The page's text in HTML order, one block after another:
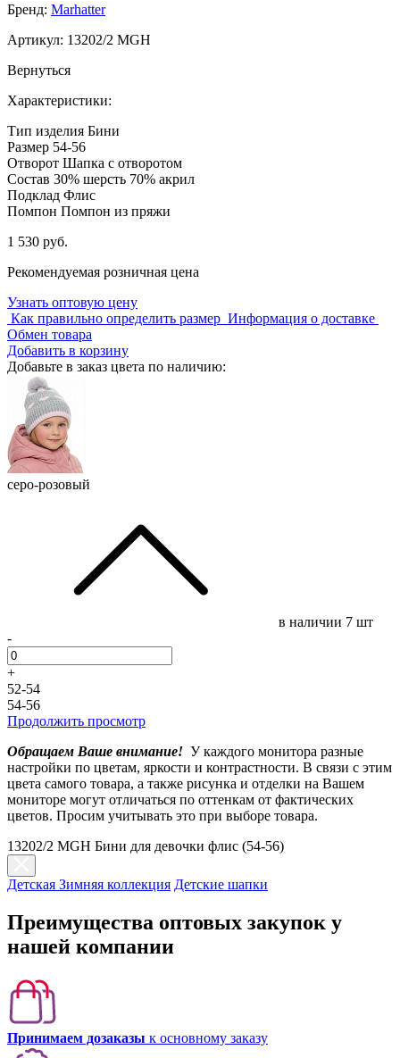
Бренд: Marhatter
Артикул: 13202/2 MGH
Вернуться
Характеристики:
Тип изделия Бини
Размер 54-56
Отворот Шапка с отворотом
Состав 30% шерсть 70% акрил
Подклад Флис
Помпон Помпон из пряжи
1 530 руб.
Рекомендуемая розничная цена
Узнать оптовую цену
Как правильно определить размер Информация о доставке
Обмен товара
Добавить в корзину
Добавьте в заказ цвета по наличию:
серо-розовый
в наличии 7 шт
-
+
52-54
54-56
Продолжить просмотр
Обращаем Ваше внимание! У каждого монитора разные
настройки по цветам, яркости и контрастности. В связи с этим
цвета самого товара, а также рисунка и отделки на Вашем
мониторе могут отличаться по оттенкам от фактических
цветов. Просим учитывать это при выборе товара.
13202/2 MGH Бини для девочки флис (54-56)
Детская Зимняя коллекция Детские шапки
Преимущества оптовых закупок у
нашей компании
Принимаем дозаказы к основному заказу